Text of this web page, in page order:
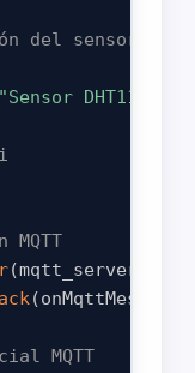
sensor
"Sensor DHT11
(mqtt_server
(onMqttMessage
MQTT